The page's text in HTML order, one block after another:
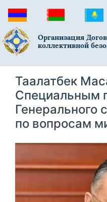
Организация
коллективной
Таалатбек
Специальным
Генерального
по вопросам